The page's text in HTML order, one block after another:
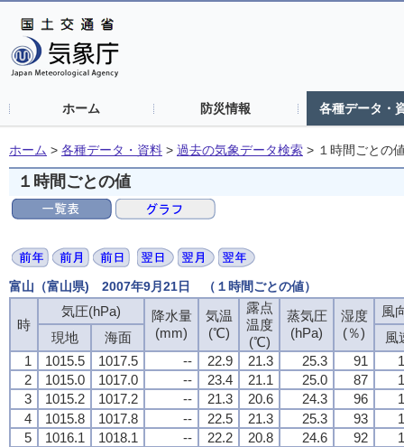
ホーム 防災情報 各種データ・
ホーム > 各種データ・資料 > 過去の気象データ検索 > １時間ごとの
１時間ごとの値
富山（富山県) 2007年9月21日 （１時間ごとの値）
時
気圧(hPa)
降水量
(mm)
気温
(℃)
露点
温度
(℃)
蒸気圧
(hPa)
湿度
(％)
風
現地
海面
風
1
1015.5 1017.5 -- 22.9 21.3 25.3 91
2
1015.0 1017.0 -- 23.4 21.1 25.0 87
3
1015.2 1017.2 -- 21.3 20.6 24.3 96
4
1015.8 1017.8 -- 22.5 21.3 25.3 93
5
1016.1 1018.1 -- 22.2 20.8 24.6 92